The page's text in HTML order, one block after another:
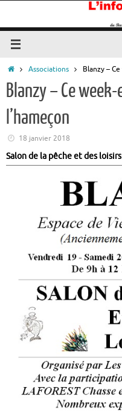
contenu
Accueil
Associations Blanzy –
Blanzy – Ce
l’hameçon
18 janvier 2018
Salon de la pêche et des loisirs